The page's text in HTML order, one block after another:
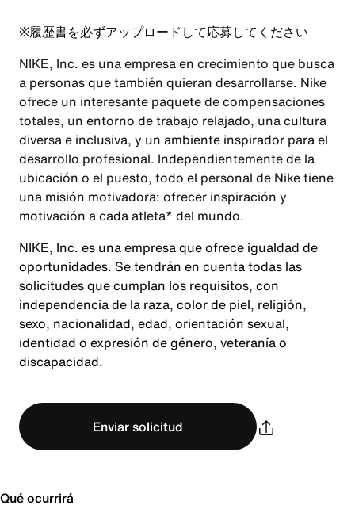
※履歴書を必ずアップロードして応募してください
NIKE, Inc. es una empresa en crecimiento que busca
a personas que también quieran desarrollarse. Nike
ofrece un interesante paquete de compensaciones
totales, un entorno de trabajo relajado, una cultura
diversa e inclusiva, y un ambiente inspirador para el
desarrollo profesional. Independientemente de la
ubicación o el puesto, todo el personal de Nike tiene
una misión motivadora: ofrecer inspiración y
motivación a cada atleta* del mundo.
NIKE, Inc. es una empresa que ofrece igualdad de
oportunidades. Se tendrán en cuenta todas las
solicitudes que cumplan los requisitos, con
independencia de la raza, color de piel, religión,
sexo, nacionalidad, edad, orientación sexual,
identidad o expresión de género, veteranía o
discapacidad.
Enviar solicitud
Qué ocurrirá